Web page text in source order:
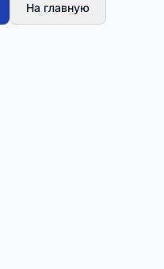
На главную